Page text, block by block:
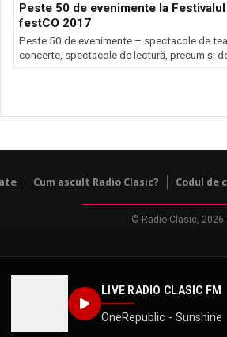
LIVE RADIO CLASIC FM
OneRepublic - Sunshine
Peste 50 de evenimente la
festCO 2017
Peste 50 de evenimente – spectacole de
concerte, spectacole de lectură, precum și
Cum ascult Radio Clasic? Codul de
© Radio Clasic, 2026